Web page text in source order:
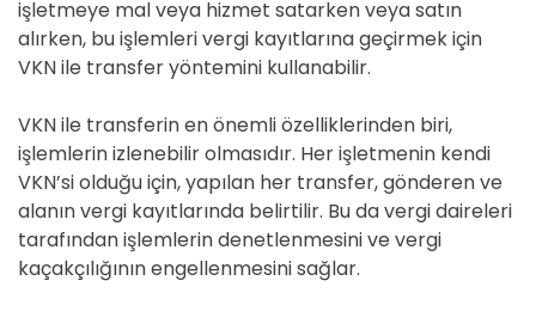
işletmeye mal veya hizmet satarken veya satın
alırken, bu işlemleri vergi kayıtlarına geçirmek için
VKN ile transfer yöntemini kullanabilir.
VKN ile transferin en önemli özelliklerinden biri,
işlemlerin izlenebilir olmasıdır. Her işletmenin kendi
VKN’si olduğu için, yapılan her transfer, gönderen ve
alanın vergi kayıtlarında belirtilir. Bu da vergi daireleri
tarafından işlemlerin denetlenmesini ve vergi
kaçakçılığının engellenmesini sağlar.